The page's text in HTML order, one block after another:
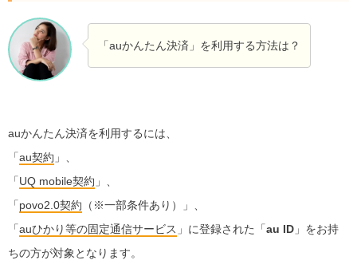
「auかんたん決済」を利用する方法は？
auかんたん決済を利用するには、
「au契約 」、
「UQ mobile契約 」、
「povo2.0契約 （※一部条件あり）」、
「auひかり等の固定通信サービス 」に登録された「au ID 」をお持
ちの方が対象となります。